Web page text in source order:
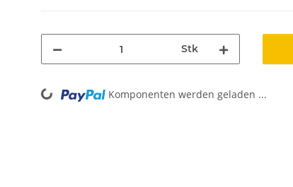
Stk
Loading... Komponenten werden geladen ...